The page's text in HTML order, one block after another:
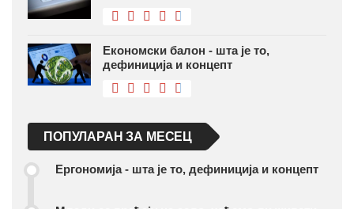
Економски балон - шта је то,
дефиниција и концепт
ПОПУЛАРАН ЗА МЕСЕЦ
Ергономија - шта је то, дефиниција и концепт